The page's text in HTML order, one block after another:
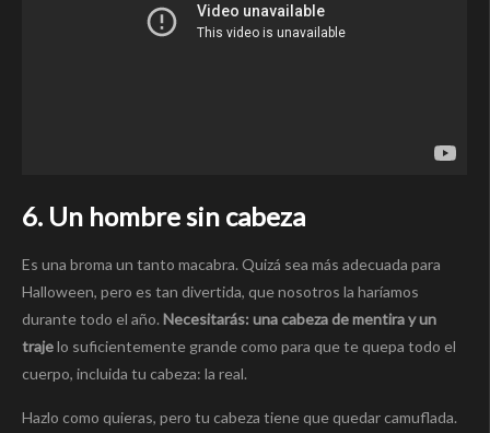
6. Un hombre sin cabeza
Es una broma un tanto macabra. Quizá sea más adecuada para
Halloween, pero es tan divertida, que nosotros la haríamos
durante todo el año. Necesitarás: una cabeza de mentira y un
trajelo suficientemente grande como para que te quepa todo el
cuerpo, incluida tu cabeza: la real.
Hazlo como quieras, pero tu cabeza tiene que quedar camuflada.